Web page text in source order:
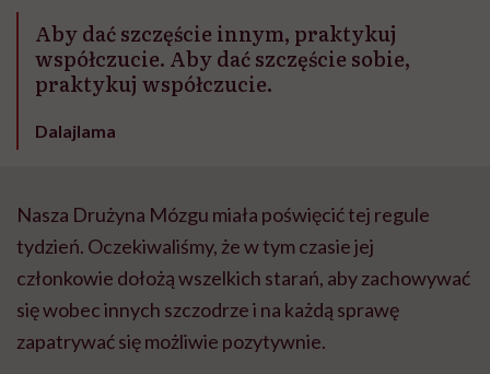
może chyba tylko
głupota i brak
wyobraźni"
Aby dać szczęście innym, praktykuj
współczucie. Aby dać szczęście sobie,
praktykuj współczucie.
Dalajlama
Nasza Drużyna Mózgu miała poświęcić tej regule
tydzień. Oczekiwaliśmy, że w tym czasie jej
członkowie dołożą wszelkich starań, aby zachowywać
się wobec innych szczodrze i na każdą sprawę
zapatrywać się możliwie pozytywnie.